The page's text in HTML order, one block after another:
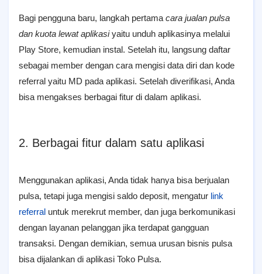
Bagi pengguna baru, langkah pertama cara jualan pulsa
dan kuota lewat aplikasiyaitu unduh aplikasinya melalui
Play Store, kemudian instal. Setelah itu, langsung daftar
sebagai member dengan cara mengisi data diri dan kode
referral yaitu MD pada aplikasi. Setelah diverifikasi, Anda
bisa mengakses berbagai fitur di dalam aplikasi.
2. Berbagai fitur dalam satu aplikasi
Menggunakan aplikasi, Anda tidak hanya bisa berjualan
pulsa, tetapi juga mengisi saldo deposit, mengatur link
referral untuk merekrut member, dan juga berkomunikasi
dengan layanan pelanggan jika terdapat gangguan
transaksi. Dengan demikian, semua urusan bisnis pulsa
bisa dijalankan di aplikasi Toko Pulsa.